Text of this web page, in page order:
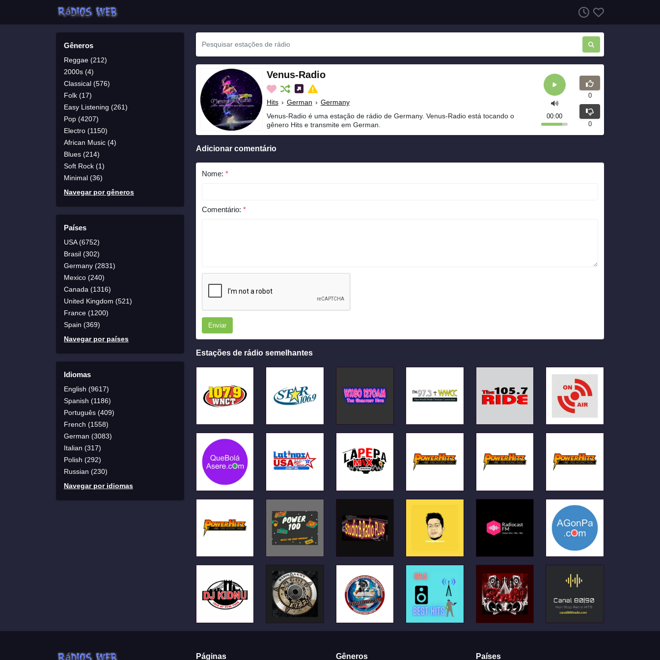
Gêneros
Reggae (212)
2000s (4)
Classical (576)
Folk (17)
Easy Listening (261)
Pop (4207)
Electro (1150)
African Music (4)
Blues (214)
Soft Rock (1)
Minimal (36)
Navegar por gêneros
Países
USA (6752)
Brasil (302)
Germany (2831)
Mexico (240)
Canada (1316)
United Kingdom (521)
France (1200)
Spain (369)
Navegar por países
Idiomas
English (9617)
Spanish (1186)
Português (409)
French (1558)
German (3083)
Italian (317)
Polish (292)
Russian (230)
Navegar por idiomas
Venus-Radio
Hits › German › Germany
Venus-Radio é uma estação de rádio de Germany. Venus-Radio está tocando o
gênero Hits e transmite em German.
00:00
0
0
Adicionar comentário
Nome: *
Comentário: *
Enviar
Estações de rádio semelhantes
Páginas Gêneros Países